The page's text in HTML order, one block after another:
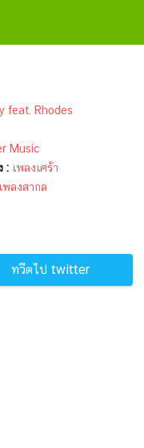
feat. Rhodes
Music
: เพลงเศร้า
เพลงสากล
ทวีตไป twitter